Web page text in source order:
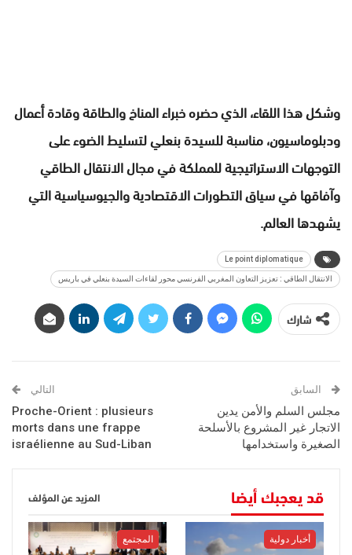
وشكل هذا اللقاء، الذي حضره خبراء المناخ والطاقة وقادة أعمال
ودبلوماسيون، مناسبة للسيدة بنعلي لتسليط الضوء على
التوجهات الاستراتيجية للمملكة في مجال الانتقال الطاقي
وآفاقها في سياق التطورات الاقتصادية والجيوسياسية التي
يشهدها العالم.
Le point diplomatique
الانتقال الطاقي : تعزيز التعاون المغربي الفرنسي محور لقاءات السيدة بنعلي في باريس
شارك
السابق
مجلس السلم والأمن يدين
الاتجار غير المشروع بالأسلحة
الصغيرة واستخدامها
التالي
Proche-Orient : plusieurs
morts dans une frappe
israélienne au Sud-Liban
قد يعجبك أيضا المزيد عن المؤلف
أخبار دولية المجتمع